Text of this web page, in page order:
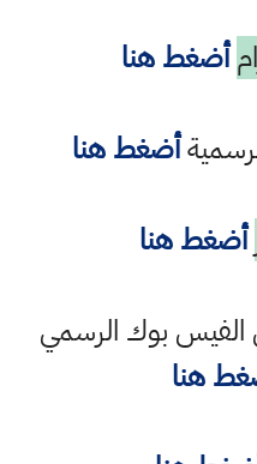
أضغط هنا
أضغط هنا
أضغط هنا
الفيس بوك الرسمي
هنا